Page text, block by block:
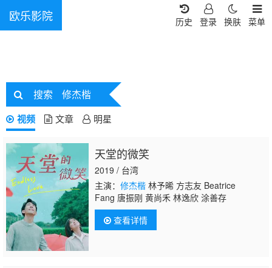
欧乐影院 菜单
换肤
登录
历史
搜索 修杰楷
视频 文章 明星
天堂的微笑
2019 / 台湾
主演： 修杰楷林予晞 方志友 Beatrice
Fang 唐振刚 黄尚禾 林逸欣 涂善存
查看详情